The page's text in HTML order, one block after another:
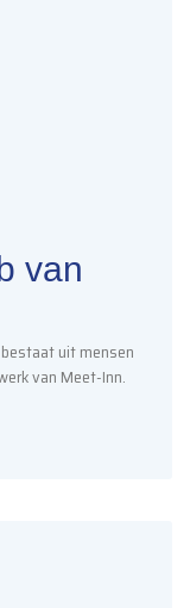
van
bestaat uit mensen
van Meet-Inn.